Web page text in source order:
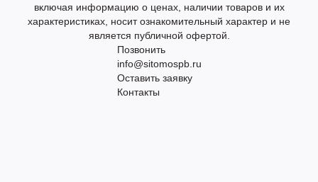
включая информацию о ценах, наличии товаров и их
характеристиках, носит ознакомительный характер и не
является публичной офертой.
Позвонить
info@sitomospb.ru
Оставить заявку
Контакты